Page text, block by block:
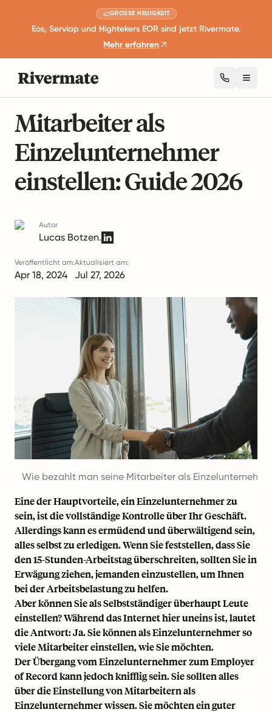
GROSSE NEUIGKEIT
Eos, Serviap und Hightekers EOR sind jetzt Rivermate.
Mehr erfahren
Mitarbeiter als
Einzelunternehmer
einstellen: Guide 2026
Autor
Lucas Botzen.
Veröffentlicht am:
Apr 18, 2024
Aktualisiert am:
Jul 27, 2026
Wie bezahlt man seine Mitarbeiter als
Eine der Hauptvorteile, ein Einzelunternehmer zu
sein, ist die vollständige Kontrolle über Ihr Geschäft.
Allerdings kann es ermüdend und überwältigend sein,
alles selbst zu erledigen. Wenn Sie feststellen, dass Sie
den 15-Stunden-Arbeitstag überschreiten, sollten Sie in
Erwägung ziehen, jemanden einzustellen, um Ihnen
bei der Arbeitsbelastung zu helfen.
Aber können Sie als Selbstständiger überhaupt Leute
einstellen? Während das Internet hier uneins ist, lautet
die Antwort: Ja. Sie können als Einzelunternehmer so
viele Mitarbeiter einstellen, wie Sie möchten.
Der Übergang vom Einzelunternehmer zum Employer
of Record kann jedoch knifflig sein. Sie sollten alles
über die Einstellung von Mitarbeitern als
Einzelunternehmer wissen. Sie möchten ein guter